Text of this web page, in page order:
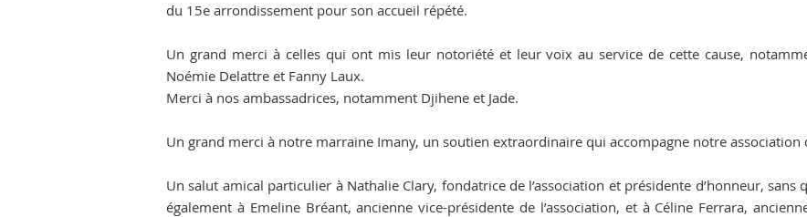
du 15e arrondissement pour son accueil répété.
Un grand merci à celles qui ont mis leur notoriété et leur voix au service de cette cause,
Noémie Delattre et Fanny Laux.
Merci à nos ambassadrices, notamment Djihene et Jade.
Un grand merci à notre marraine Imany, un soutien extraordinaire qui accompagne notre association
Un salut amical particulier à Nathalie Clary, fondatrice de l’association et présidente d’honneur, sans
également à Emeline Bréant, ancienne vice-présidente de l’association, et à Céline Ferrara,